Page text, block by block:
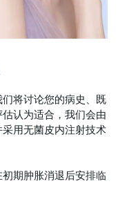
将讨论您的病史、既
认为适合，我们会由
用无菌皮内注射技术
期肿胀消退后安排临